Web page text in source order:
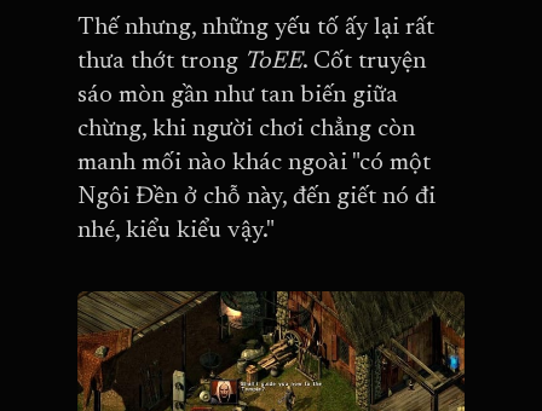
Thế nhưng, những yếu tố ấy lại rất
thưa thớt trong ToEE. Cốt truyện
sáo mòn gần như tan biến giữa
chừng, khi người chơi chẳng còn
manh mối nào khác ngoài "có một
Ngôi Đền ở chỗ này, đến giết nó đi
nhé, kiểu kiểu vậy."